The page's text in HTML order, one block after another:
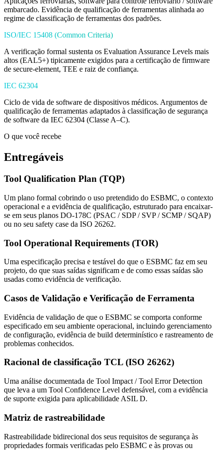
embarcado. Evidência de qualificação de ferramentas alinhada ao
regime de classificação de ferramentas dos padrões.
ISO/IEC 15408 (Common Criteria)
A verificação formal sustenta os Evaluation Assurance Levels mais
altos (EAL5+) tipicamente exigidos para a certificação de firmware
de secure-element, TEE e raiz de confiança.
IEC 62304
Ciclo de vida de software de dispositivos médicos. Argumentos de
qualificação de ferramentas adaptados à classificação de segurança
de software da IEC 62304 (Classe A–C).
O que você recebe
Entregáveis
Tool Qualification Plan (TQP)
Um plano formal cobrindo o uso pretendido do ESBMC, o contexto
operacional e a evidência de qualificação, estruturado para encaixar-
se em seus planos DO-178C (PSAC / SDP / SVP / SCMP / SQAP)
ou no seu safety case da ISO 26262.
Tool Operational Requirements (TOR)
Uma especificação precisa e testável do que o ESBMC faz em seu
projeto, do que suas saídas significam e de como essas saídas são
usadas como evidência de verificação.
Casos de Validação e Verificação de Ferramenta
Evidência de validação de que o ESBMC se comporta conforme
especificado em seu ambiente operacional, incluindo gerenciamento
de configuração, evidência de build determinístico e rastreamento de
problemas conhecidos.
Racional de classificação TCL (ISO 26262)
Uma análise documentada de Tool Impact / Tool Error Detection
que leva a um Tool Confidence Level defensável, com a evidência
de suporte exigida para aplicabilidade ASIL D.
Matriz de rastreabilidade
Rastreabilidade bidirecional dos seus requisitos de segurança às
propriedades formais verificadas pelo ESBMC e às provas ou